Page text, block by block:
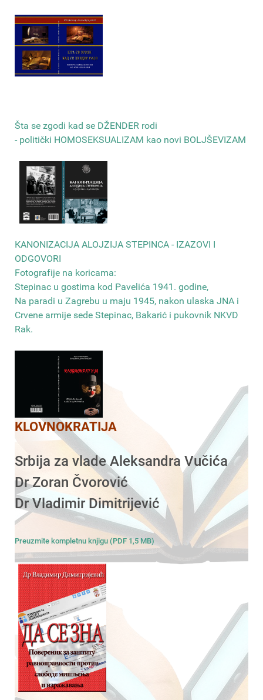
Šta se zgodi kad se DŽENDER rodi
- politički HOMOSEKSUALIZAM kao novi BOLJŠEVIZAM
КANONIZACIJA ALOJZIJA STEPINCA - IZAZOVI I
ODGOVORI
Fotografije na koricama:
Stepinac u gostima kod Pavelića 1941. godine,
Na paradi u Zagrebu u maju 1945, nakon ulaska JNA i
Crvene armije sede Stepinac, Bakarić i pukovnik NKVD
Rak.
KLOVNOKRATIJA
Srbija za vlade Aleksandra Vučića
Dr Zoran Čvorović
Dr Vladimir Dimitrijević
Preuzmite kompletnu knjigu (PDF 1,5 MB)